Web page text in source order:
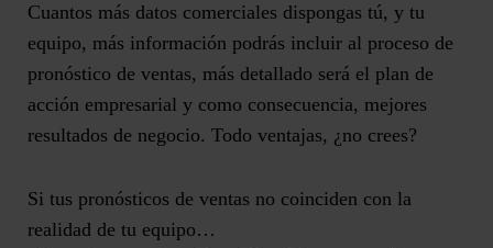
Cuantos más datos comerciales dispongas tú, y tu
equipo, más información podrás incluir al proceso de
pronóstico de ventas, más detallado será el plan de
acción empresarial y como consecuencia, mejores
resultados de negocio. Todo ventajas, ¿no crees?
Si tus pronósticos de ventas no coinciden con la
realidad de tu equipo…